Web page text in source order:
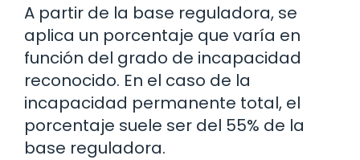
A partir de la base reguladora, se
aplica un porcentaje que varía en
función del grado de incapacidad
reconocido. En el caso de la
incapacidad permanente total, el
porcentaje suele ser del 55% de la
base reguladora.